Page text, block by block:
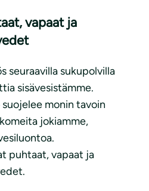
vapaat ja
seuraavilla sukupolvilla
sisävesistämme.
monin tavoin
jokiamme,
puhtaat, vapaat ja